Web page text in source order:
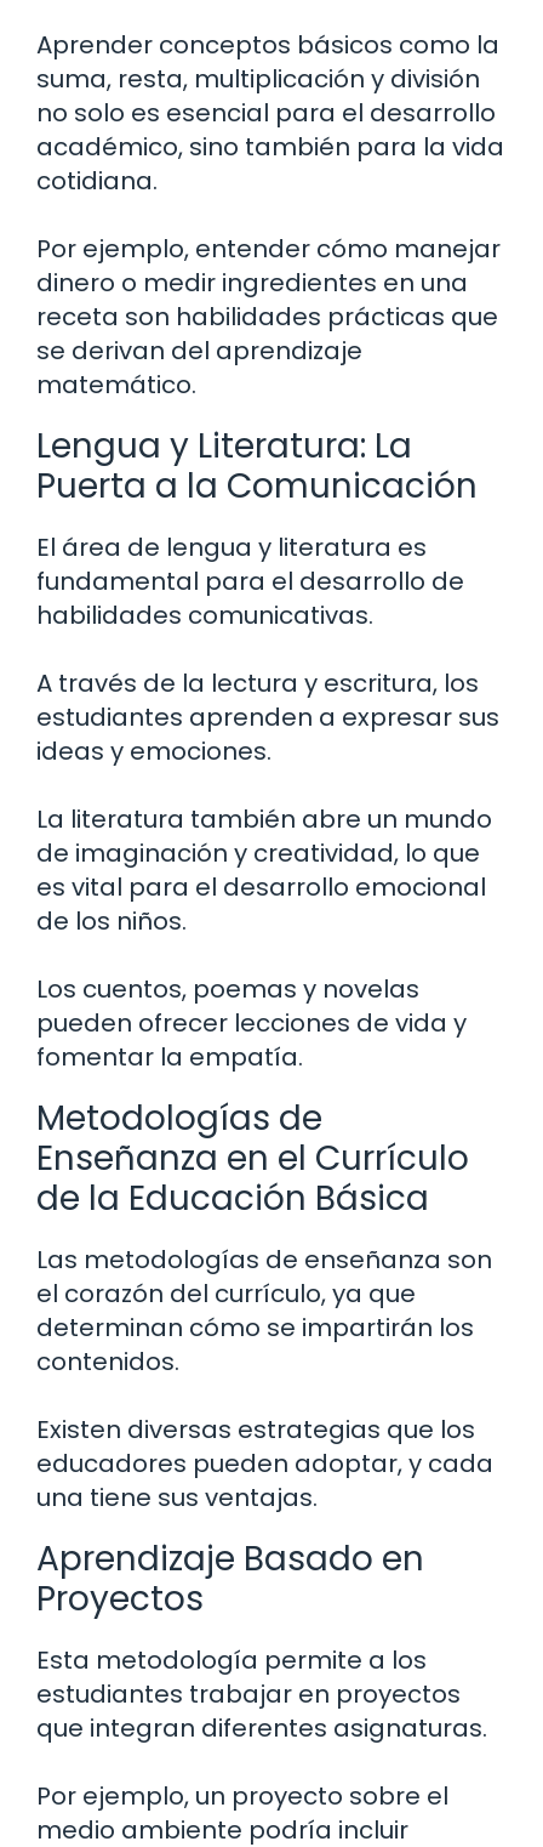
Aprender conceptos básicos como la
suma, resta, multiplicación y división
no solo es esencial para el desarrollo
académico, sino también para la vida
cotidiana.
Por ejemplo, entender cómo manejar
dinero o medir ingredientes en una
receta son habilidades prácticas que
se derivan del aprendizaje
matemático.
Lengua y Literatura: La
Puerta a la Comunicación
El área de lengua y literatura es
fundamental para el desarrollo de
habilidades comunicativas.
A través de la lectura y escritura, los
estudiantes aprenden a expresar sus
ideas y emociones.
La literatura también abre un mundo
de imaginación y creatividad, lo que
es vital para el desarrollo emocional
de los niños.
Los cuentos, poemas y novelas
pueden ofrecer lecciones de vida y
fomentar la empatía.
Metodologías de
Enseñanza en el Currículo
de la Educación Básica
Las metodologías de enseñanza son
el corazón del currículo, ya que
determinan cómo se impartirán los
contenidos.
Existen diversas estrategias que los
educadores pueden adoptar, y cada
una tiene sus ventajas.
Aprendizaje Basado en
Proyectos
Esta metodología permite a los
estudiantes trabajar en proyectos
que integran diferentes asignaturas.
Por ejemplo, un proyecto sobre el
medio ambiente podría incluir